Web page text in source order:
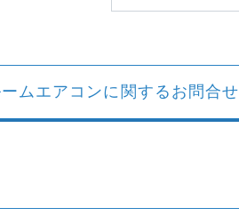
ムエアコンに関するお問合せ